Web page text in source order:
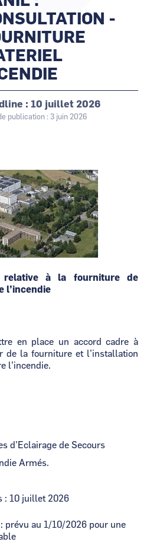
les
animateurs
-
10 juillet 2026
publication : 3 juin 2026
relative à la fourniture de
l’incendie
en place un accord cadre à
de la fourniture et l’installation
l’incendie.
d’Eclairage de Secours
Armés.
: 10 juillet 2026
prévu au 1/10/2026 pour une